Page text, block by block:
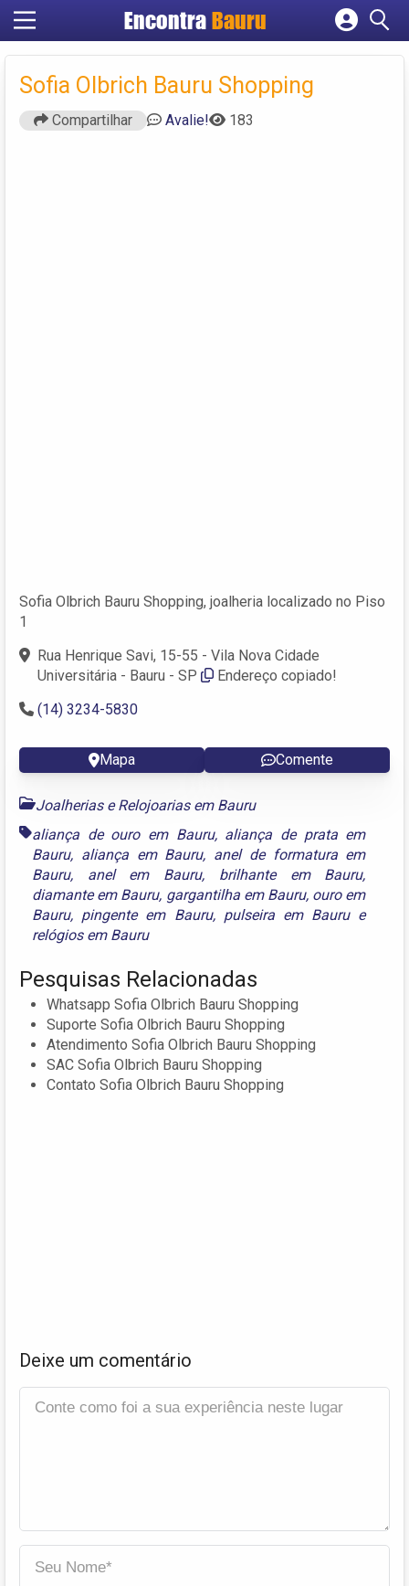
Encontra Bauru
Cadastrar empresa
Criar conta
Sofia Olbrich Bauru Shopping
Compartilhar Avalie! 183
Sofia Olbrich Bauru Shopping, joalheria localizado no Piso
1
Rua Henrique Savi, 15-55 - Vila Nova Cidade
Universitária - Bauru - SP
Endereço copiado!
(14) 3234-5830
Mapa Comente
Joalherias e Relojoarias em Bauru
aliança de ouro em Bauru, aliança de prata em
Bauru, aliança em Bauru, anel de formatura em
Bauru, anel em Bauru, brilhante em Bauru,
diamante em Bauru, gargantilha em Bauru, ouro em
Bauru, pingente em Bauru, pulseira em Baurue
relógios em Bauru
Pesquisas Relacionadas
Whatsapp Sofia Olbrich Bauru Shopping
Suporte Sofia Olbrich Bauru Shopping
Atendimento Sofia Olbrich Bauru Shopping
SAC Sofia Olbrich Bauru Shopping
Contato Sofia Olbrich Bauru Shopping
Deixe um comentário